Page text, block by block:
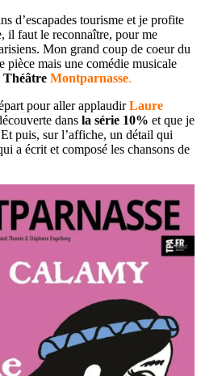
d’escapades tourisme et je profite
il faut le reconnaître, pour me
Mon grand coup de coeur du
pièce mais une comédie musicale
Théâtre Montparnasse.
pour aller applaudirLaure
dans la série 10% et que je
puis, sur l’affiche, un détail qui
a écrit et composé les chansons de